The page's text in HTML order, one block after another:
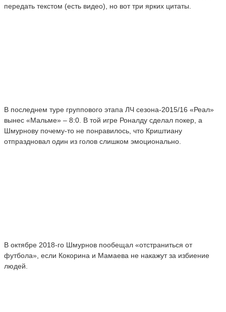
передать текстом (есть видео), но вот три ярких цитаты.
В последнем туре группового этапа ЛЧ сезона-2015/16 «Реал»
вынес «Мальме» – 8:0. В той игре Роналду сделал покер, а
Шмурнову почему-то не понравилось, что Криштиану
отпраздновал один из голов слишком эмоционально.
В октябре 2018-го Шмурнов пообещал «отстраниться от
футбола», если Кокорина и Мамаева не накажут за избиение
людей.